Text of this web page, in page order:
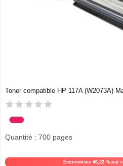
Toner compatible HP 117A (W2073A)
Économisez 46,22 % par
Quantité : 700 pages